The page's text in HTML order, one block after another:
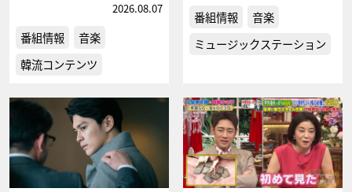
2026.08.07
番組情報
音楽
韓流コンテンツ
番組情報
音楽
ミュージックステーション